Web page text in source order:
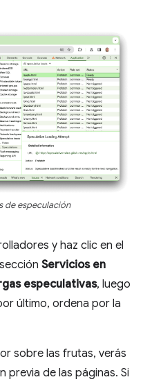
de especulación
y haz clic en el
Servicios en
especulativas, luego
último, ordena por la
sobre las frutas, verás
previa de las páginas. Si